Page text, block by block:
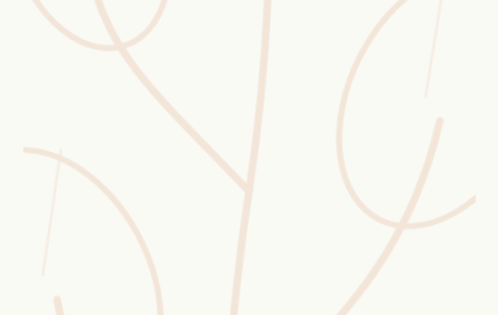
Gartenplaner
Düngeberater
Challenges
Wusstest du?
Sammlungen